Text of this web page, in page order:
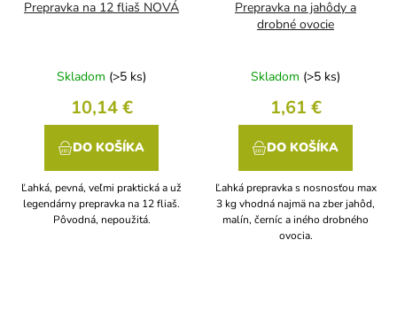
Prepravka na 12 fliaš NOVÁ
Skladom (>5 ks)
10,14 €
DO KOŠÍKA
Ľahká, pevná, veľmi praktická a už
legendárny prepravka na 12 fliaš.
Pôvodná, nepoužitá.
Prepravka na jahôdy a
drobné ovocie
Skladom (>5 ks)
1,61 €
DO KOŠÍKA
Ľahká prepravka s nosnosťou max
3 kg vhodná najmä na zber jahôd,
malín, černíc a iného drobného
ovocia.